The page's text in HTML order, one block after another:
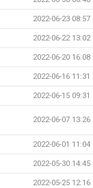
2022-06-23 08:57
2022-06-22 13:02
2022-06-20 16:08
2022-06-16 11:31
2022-06-15 09:31
2022-06-07 13:26
2022-06-01 11:04
2022-05-30 14:45
2022-05-25 12:16